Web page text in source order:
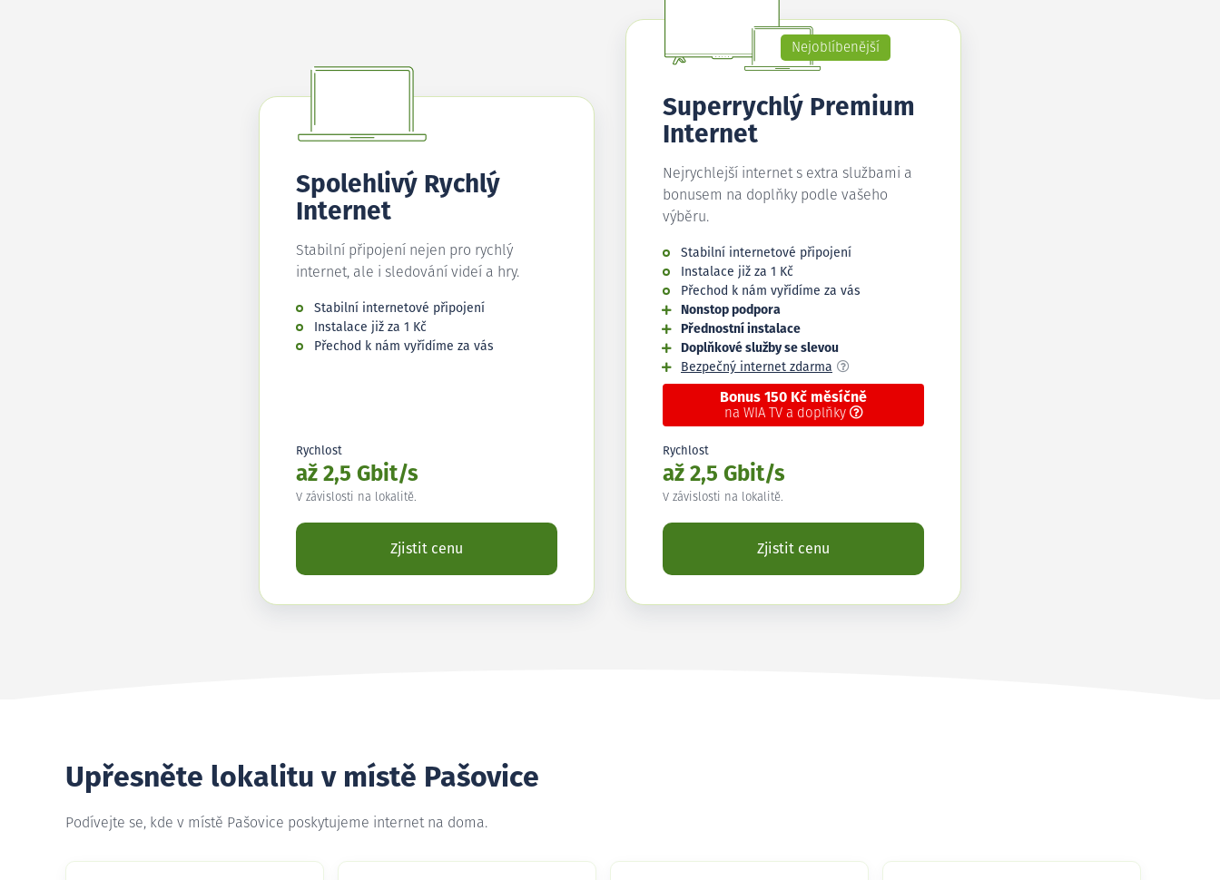
Spolehlivý Rychlý
Internet
Stabilní připojení nejen pro rychlý
internet, ale i sledování videí a hry.
Stabilní internetové připojení
Instalace již za 1 Kč
Přechod k nám vyřídíme za vás
Rychlost
až 2,5 Gbit/s
V závislosti na lokalitě.
Zjistit cenu
Nejoblíbenější
Superrychlý Premium
Internet
Nejrychlejší internet s extra službami a
bonusem na doplňky podle vašeho
výběru.
Stabilní internetové připojení
Instalace již za 1 Kč
Přechod k nám vyřídíme za vás
Nonstop podpora
Přednostní instalace
Doplňkové služby se slevou
Bezpečný internet zdarma
Bonus 150 Kč měsíčně
na WIA TV a doplňky
Rychlost
až 2,5 Gbit/s
V závislosti na lokalitě.
Zjistit cenu
Upřesněte lokalitu v místě Pašovice
Podívejte se, kde v místě Pašovice poskytujeme internet na doma.